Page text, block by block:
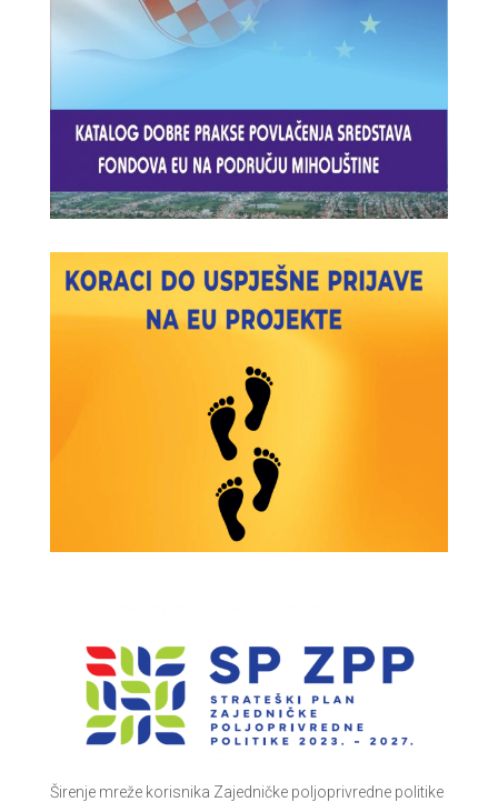
Širenje mreže korisnika Zajedničke poljoprivredne politike